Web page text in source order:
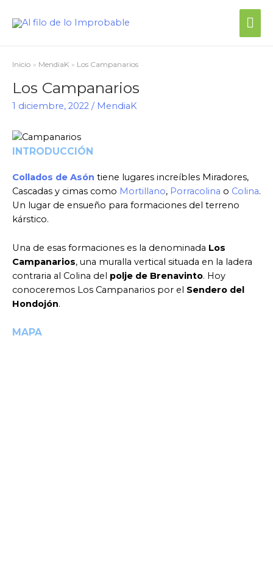
Inicio MendiaK Los Campanarios
Los Campanarios
1 diciembre, 2022 / MendiaK
INTRODUCCIÓN
Collados de Asón tiene lugares increíbles Miradores,
Cascadas y cimas como Mortillano, Porracolina o Colina.
Un lugar de ensueño para formaciones del terreno
kárstico.
Una de esas formaciones es la denominada Los
Campanarios, una muralla vertical situada en la ladera
contraria al Colina del polje de Brenavinto. Hoy
conoceremos Los Campanarios por el Sendero del
Hondojón.
MAPA